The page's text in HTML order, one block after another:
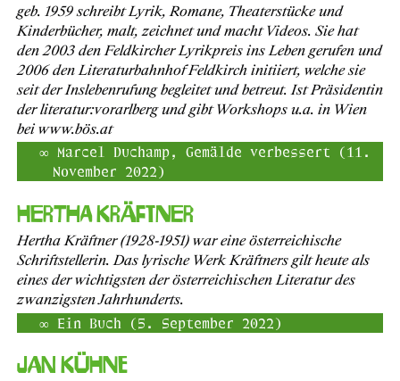
geb. 1959 schreibt Lyrik, Romane, Theaterstücke und
Kinderbücher, malt, zeichnet und macht Videos. Sie hat
den 2003 den Feldkircher Lyrikpreis ins Leben gerufen und
2006 den Literaturbahnhof Feldkirch initiiert, welche sie
seit der Inslebenrufung begleitet und betreut. Ist Präsidentin
der literatur:vorarlberg und gibt Workshops u.a. in Wien
bei www.bös.at
Marcel Duchamp, Gemälde verbessert (11.
November 2022)
Hertha Kräftner
Hertha Kräftner (1928-1951) war eine österreichische
Schriftstellerin. Das lyrische Werk Kräftners gilt heute als
eines der wichtigsten der österreichischen Literatur des
zwanzigsten Jahrhunderts.
Ein Buch (5. September 2022)
Jan Kühne